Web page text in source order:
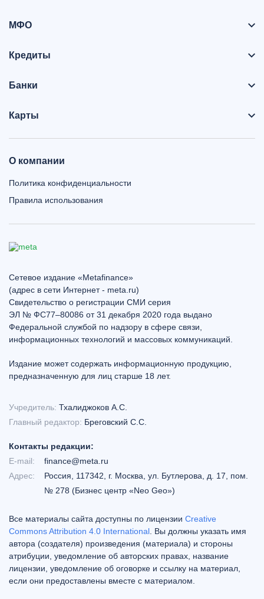
МФО
Кредиты
Банки
Карты
О компании
Политика конфиденциальности
Правила использования
Сетевое издание «Metafinance»
(адрес в сети Интернет - meta.ru)
Свидетельство о регистрации СМИ серия
ЭЛ № ФС77–80086 от 31 декабря 2020 года выдано
Федеральной службой по надзору в сфере связи,
информационных технологий и массовых коммуникаций.
Издание может содержать информационную продукцию,
предназначенную для лиц старше 18 лет.
Учредитель: Тхалиджоков А.С.
Главный редактор: Бреговский С.С.
Контакты редакции:
E-mail:
finance@meta.ru
Адрес:
Россия, 117342, г. Москва, ул. Бутлерова, д. 17, пом.
№ 278 (Бизнес центр «Neo Geo»)
Все материалы сайта доступны по лицензии Creative
Commons Attribution 4.0 International. Вы должны указать имя
автора (создателя) произведения (материала) и стороны
атрибуции, уведомление об авторских правах, название
лицензии, уведомление об оговорке и ссылку на материал,
если они предоставлены вместе с материалом.